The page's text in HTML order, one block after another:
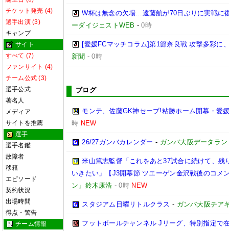
チケット発売 (4)
選手出演 (3)
キャンプ
サイト
すべて (7)
ファンサイト (4)
チーム公式 (3)
選手公式
著名人
メディア
サイトを推薦
選手
選手名鑑
故障者
移籍
エピソード
契約状況
出場時間
得点・警告
チーム情報
W杯は無念の欠場…遠藤航が70日ぶりに実戦に
ーダイジェストWEB -0時
[愛媛FCマッチコラム]第1節奈良戦 攻撃多彩に
新聞 -0時
ブログ
モンテ、佐藤GK神セーブ!粘勝ホーム開幕・愛
時 NEW
26/27ガンバカレンダー - ガンバ大阪データラ
米山篤志監督「これをあと37試合に続けて、
いきたい」【J3開幕節 ツエーゲン金沢戦後のコメ
ン」鈴木康浩 -0時 NEW
スタジアム日曜リトルクラス - ガンバ大阪チア
フットボールチャンネル Jリーグ、特別指定で